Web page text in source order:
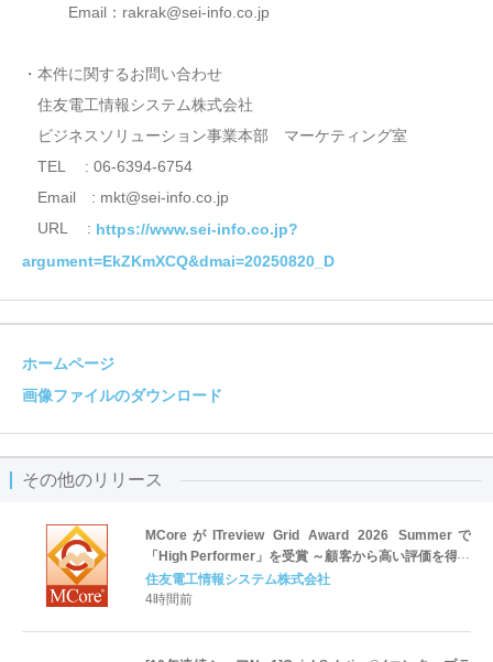
Email：rakrak@sei-info.co.jp
・本件に関するお問い合わせ
住友電工情報システム株式会社
ビジネスソリューション事業本部 マーケティング室
TEL : 06-6394-6754
Email : mkt@sei-info.co.jp
URL : https://www.sei-info.co.jp?
argument=EkZKmXCQ&dmai=20250820_D
ホームページ
画像ファイルのダウンロード
その他のリリース
MCoreがITreview Grid Award 2026 Summerで
「High Performer」を受賞 ～顧客から高い評価を得て
7年連続受賞*1～
住友電工情報システム株式会社
4時間前